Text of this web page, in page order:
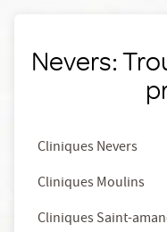
Nevers:
Cliniques Nevers
Cliniques Moulins
Cliniques Saint-